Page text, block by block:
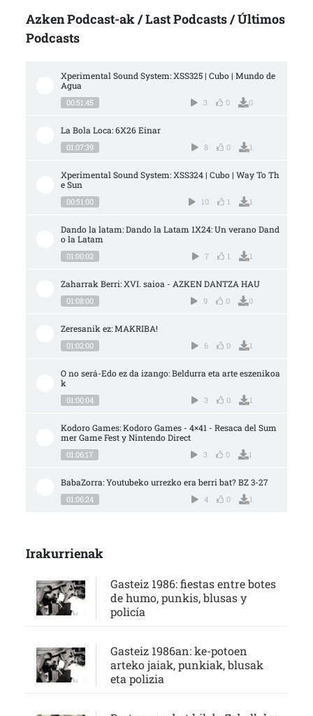
Azken Podcast-ak / Last Podcasts / Últimos
Podcasts
Xperimental Sound System: XSS325 | Cubo | Mundo de
Agua
00:51:45 3 0 0
La Bola Loca: 6X26 Einar
01:07:39 8 0 1
Xperimental Sound System: XSS324 | Cubo | Way To Th
e Sun
00:51:00 10 1 1
Dando la latam: Dando la Latam 1X24: Un verano Dand
o la Latam
01:00:02 7 1 1
Zaharrak Berri: XVI. saioa - AZKEN DANTZA HAU
01:08:00 9 0 0
Zeresanik ez: MAKRIBA!
01:02:00 6 0 1
O no será-Edo ez da izango: Beldurra eta arte eszenikoa
k
01:00:04 3 0 1
Kodoro Games: Kodoro Games - 4×41 - Resaca del Sum
mer Game Fest y Nintendo Direct
01:06:17 3 0 1
BabaZorra: Youtubeko urrezko era berri bat? BZ 3-27
01:06:24 4 0 1
Irakurrienak
Gasteiz 1986: fiestas entre botes
de humo, punkis, blusas y
policía
Gasteiz 1986an: ke-potoen
arteko jaiak, punkiak, blusak
eta polizia